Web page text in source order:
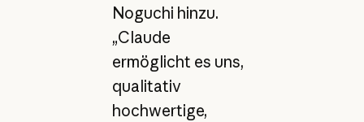
Noguchi hinzu.
„Claude
ermöglicht es uns,
qualitativ
hochwertige,